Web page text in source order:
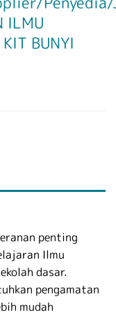
ILMU
BUNYI
penting
Ilmu
dasar.
pengamatan
mudah